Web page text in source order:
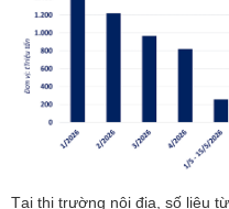
Tại thị trường nội địa, số liệu